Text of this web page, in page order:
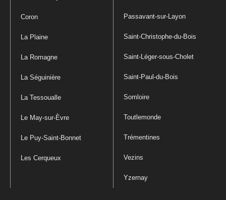
Coron
La Plaine
La Romagne
La Séguinière
La Tessoualle
Le May-sur-Èvre
Le Puy-Saint-Bonnet
Les Cerqueux
Passavant-sur-Layon
Saint-Christophe-du-Bois
Saint-Léger-sous-Cholet
Saint-Paul-du-Bois
Somloire
Toutlemonde
Trémentines
Vezins
Yzernay